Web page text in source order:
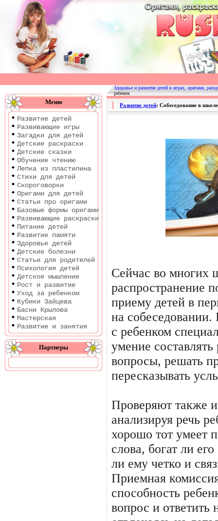
Оригами
|
Раскраски
Развитие
детей
Меню
Развитие детей
Развивающие игры
Загадки для детей
Детские раскраски
Детские сказки
Обучение чтению
Лепка из пластилина
Стихи для детей
Скороговорки
Оригами для детей
Статьи про оригами
Базовые формы оригами
Развивающие раскраски
Питание детей
Развитие памяти
Здоровье детей
Детские болезни
Статьи для родителей
Психология детей
Детское мышление
Рост и развитие
Уход за ребенком
Кубики Зайцева
Басни Крылова
Мастерская
Развитие и занятия
Партнеры
Здоровье и развитие детей в играх, оригами,
ребенок
Развитие детей: Собеседование в
Сейчас во многих
распространение
приему детей в
на
с ребенком
умение составлять
вопросы, решать
пересказывать
Проверяют также
анализируя речь
хорошо тот умеет
слова, богат ли
ли ему четко и
Приемная
способность
вопрос и ответить